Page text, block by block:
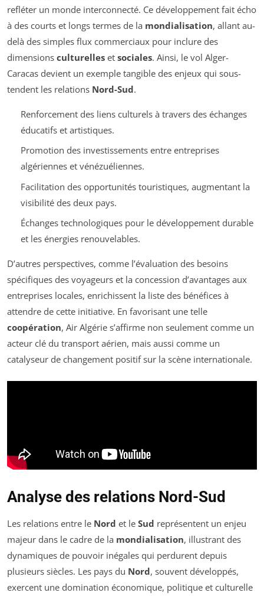
refléter un monde interconnecté. Ce développement fait écho
à des courts et longs termes de la mondialisation, allant au-
delà des simples flux commerciaux pour inclure des
dimensions culturelles et sociales. Ainsi, le vol Alger-
Caracas devient un exemple tangible des enjeux qui sous-
tendent les relations Nord-Sud.
Renforcement des liens culturels à travers des échanges
éducatifs et artistiques.
Promotion des investissements entre entreprises
algériennes et vénézuéliennes.
Facilitation des opportunités touristiques, augmentant la
visibilité des deux pays.
Échanges technologiques pour le développement durable
et les énergies renouvelables.
D’autres perspectives, comme l’évaluation des besoins
spécifiques des voyageurs et la concession d’avantages aux
entreprises locales, enrichissent la liste des bénéfices à
attendre de cette initiative. En favorisant une telle
coopération, Air Algérie s’affirme non seulement comme un
acteur clé du transport aérien, mais aussi comme un
catalyseur de changement positif sur la scène internationale.
Analyse des relations Nord-Sud
Les relations entre le Nord et le Sud représentent un enjeu
majeur dans le cadre de la mondialisation, illustrant des
dynamiques de pouvoir inégales qui perdurent depuis
plusieurs siècles. Les pays du Nord, souvent développés,
exercent une domination économique, politique et culturelle